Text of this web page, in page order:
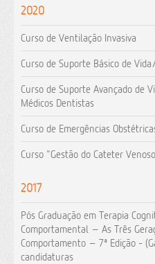
2020
Curso de Ventilação Invasiva
Curso de Suporte Básico de
Curso de Suporte Avançado de
Médicos Dentistas
Curso de Emergências
Curso "Gestão do Cateter
2017
Pós Graduação em Terapia
Comportamental – As Três
Comportamento – 7ª Edição -
candidaturas